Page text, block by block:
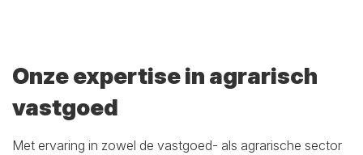
Onze expertise in agrarisch
vastgoed
Met ervaring in zowel de vastgoed- als agrarische sector